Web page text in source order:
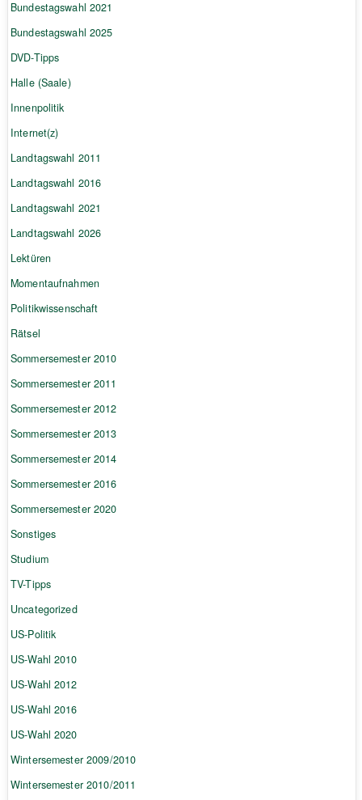
Bundestagswahl 2021
Bundestagswahl 2025
DVD-Tipps
Halle (Saale)
Innenpolitik
Internet(z)
Landtagswahl 2011
Landtagswahl 2016
Landtagswahl 2021
Landtagswahl 2026
Lektüren
Momentaufnahmen
Politikwissenschaft
Rätsel
Sommersemester 2010
Sommersemester 2011
Sommersemester 2012
Sommersemester 2013
Sommersemester 2014
Sommersemester 2016
Sommersemester 2020
Sonstiges
Studium
TV-Tipps
Uncategorized
US-Politik
US-Wahl 2010
US-Wahl 2012
US-Wahl 2016
US-Wahl 2020
Wintersemester 2009/2010
Wintersemester 2010/2011